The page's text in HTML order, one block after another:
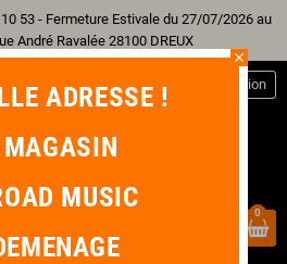
53 - Fermeture Estivale du 27/07/2026 au
André Ravalée 28100 DREUX
Connexion
0
close
ADRESSE !
MAGASIN
MUSIC